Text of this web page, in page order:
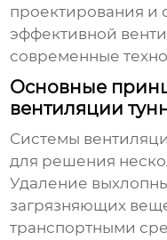
проектирования и
эффективной
современные
Основные
вентиляции
Системы
для решения
Удаление
загрязняющих
транспортными